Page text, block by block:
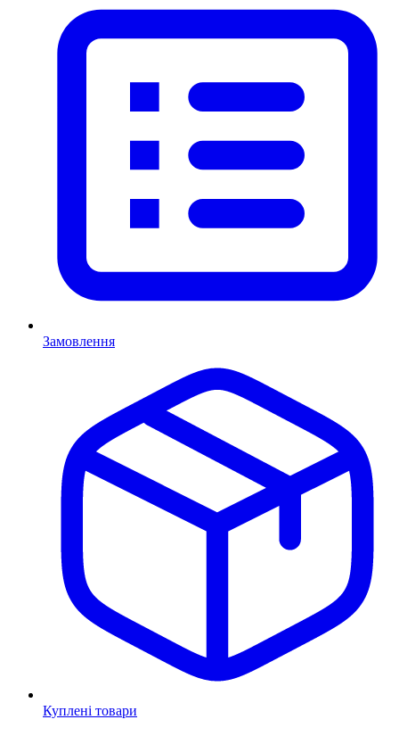
Замовлення
Куплені товари